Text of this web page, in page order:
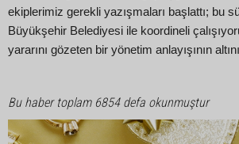
ekiplerimiz gerekli yazışmaları başlattı; bu
Büyükşehir Belediyesi ile koordineli
yararını gözeten bir yönetim anlayışının
Bu haber toplam 6854 defa okunmuştur